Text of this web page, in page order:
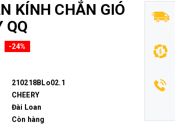
KÍNH CHẮN GIÓ
QQ
-24%
210218BLo02.1
CHEERY
Đài Loan
Còn hàng